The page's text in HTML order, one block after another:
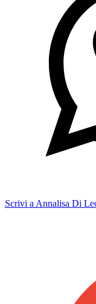
Scrivi a Annalisa Di